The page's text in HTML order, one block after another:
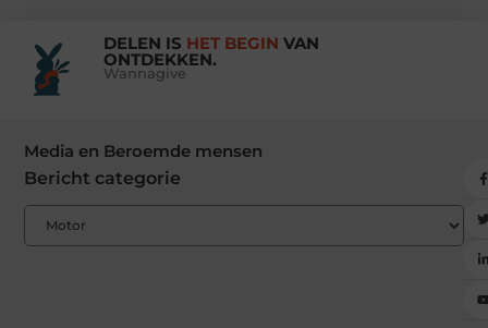
DELEN IS HET BEGIN VAN
ONTDEKKEN.
Wannagive
Media en Beroemde mensen
Bericht categorie